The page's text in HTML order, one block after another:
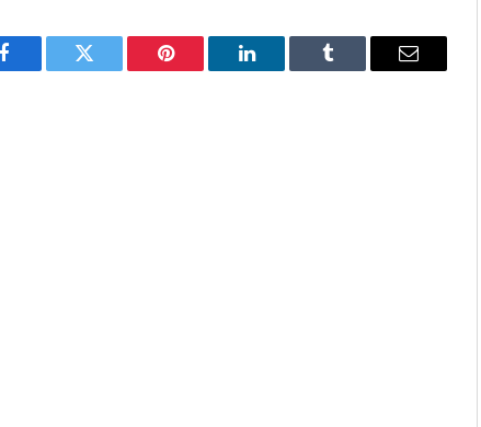
Facebook Twitter Pinterest LinkedIn Tumblr
E-